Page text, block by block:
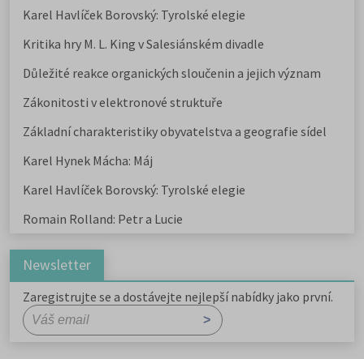
Karel Havlíček Borovský: Tyrolské elegie
Kritika hry M. L. King v Salesiánském divadle
Důležité reakce organických sloučenin a jejich význam
Zákonitosti v elektronové struktuře
Základní charakteristiky obyvatelstva a geografie sídel
Karel Hynek Mácha: Máj
Karel Havlíček Borovský: Tyrolské elegie
Romain Rolland: Petr a Lucie
Newsletter
Zaregistrujte se a dostávejte nejlepší nabídky jako první.